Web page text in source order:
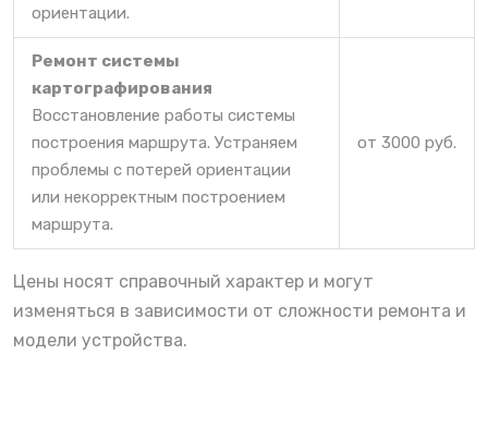
ориентации.
Ремонт системы
картографирования
Восстановление работы системы
построения маршрута. Устраняем
проблемы с потерей ориентации
или некорректным построением
маршрута.
от 3000 руб.
Цены носят справочный характер и могут
изменяться в зависимости от сложности ремонта и
модели устройства.